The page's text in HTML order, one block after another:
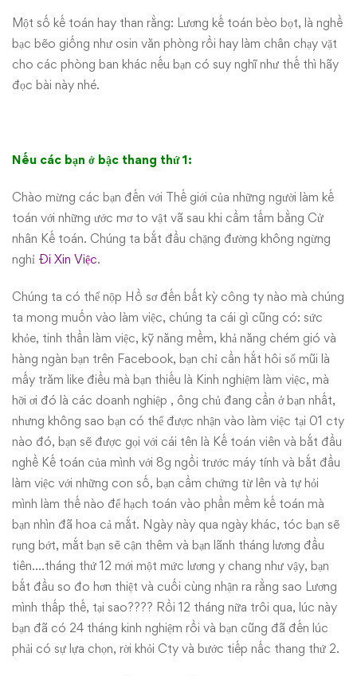
chúng
ta
nhập
thấp
Một số kế toán hay than rằng: Lương kế toán bèo bọt, là nghề
bạc bẽo giống như osin văn phòng rồi hay làm chân chạy vặt
cho các phòng ban khác nếu bạn có suy nghĩ như thế thì hãy
đọc bài này nhé.
Nếu các bạn ở bậc thang thứ 1:
Chào mừng các bạn đến với Thế giới của những người làm kế
toán với những ước mơ to vật vã sau khi cầm tấm bằng Cử
nhân Kế toán. Chúng ta bắt đầu chặng đường không ngừng
nghỉ Đi Xin Việc.
Chúng ta có thể nộp Hồ sơ đến bất kỳ công ty nào mà chúng
ta mong muốn vào làm việc, chúng ta cái gì cũng có: sức
khỏe, tinh thần làm việc, kỹ năng mềm, khả năng chém gió và
hàng ngàn bạn trên Facebook, bạn chỉ cần hắt hôi sổ mũi là
mấy trăm like điều mà bạn thiếu là Kinh nghiệm làm việc, mà
hỡi ơi đó là các doanh nghiệp , ông chủ đang cần ở bạn nhất,
nhưng không sao bạn có thể được nhận vào làm việc tại 01 cty
nào đó, bạn sẽ được gọi với cái tên là Kế toán viên và bắt đầu
nghề Kế toán của mình với 8g ngồi trước máy tính và bắt đầu
làm việc với những con số, bạn cầm chứng từ lên và tự hỏi
mình làm thế nào để hạch toán vào phần mềm kế toán mà
bạn nhìn đã hoa cả mắt. Ngày này qua ngày khác, tóc bạn sẽ
rụng bớt, mắt bạn sẽ cận thêm và bạn lãnh tháng lương đầu
tiên….tháng thứ 12 mới một mức lương y chang như vậy, bạn
bắt đầu so đo hơn thiệt và cuối cùng nhận ra rằng sao Lương
mình thấp thế, tại sao???? Rồi 12 tháng nữa trôi qua, lúc này
bạn đã có 24 tháng kinh nghiệm rồi và bạn cũng đã đến lúc
phải có sự lựa chọn, rời khỏi Cty và bước tiếp nấc thang thứ 2.